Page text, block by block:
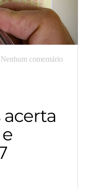
Nenhum comentário